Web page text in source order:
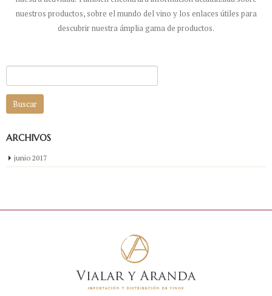
nuestros productos, sobre el mundo del vino y los enlaces útiles para
descubrir nuestra ámplia gama de productos.
ARCHIVOS
junio 2017